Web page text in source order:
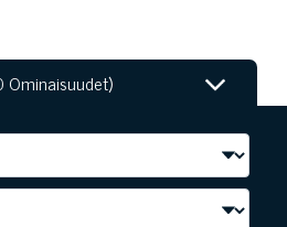
Ominaisuudet)